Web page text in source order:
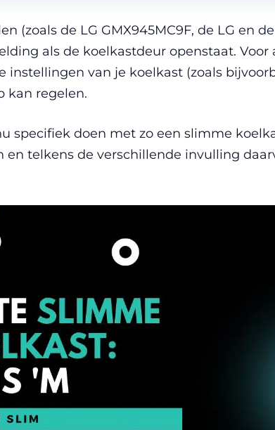
(zoals de LG GMX945MC9F, de LG en
als de koelkastdeur openstaat.
instellingen van je koelkast (zoals
kan regelen.
specifiek doen met zo een slimme
en telkens de verschillende invulling